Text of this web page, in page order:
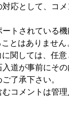
応として、コ
トされている
とはありません
関しては、任意
道が事前にそ
了承下さい。
コメントは管理